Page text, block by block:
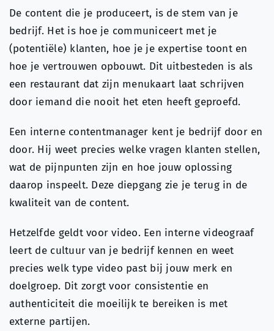
De content die je produceert, is de stem van je
bedrijf. Het is hoe je communiceert met je
(potentiële) klanten, hoe je je expertise toont en
hoe je vertrouwen opbouwt. Dit uitbesteden is als
een restaurant dat zijn menukaart laat schrijven
door iemand die nooit het eten heeft geproefd.
Een interne contentmanager kent je bedrijf door en
door. Hij weet precies welke vragen klanten stellen,
wat de pijnpunten zijn en hoe jouw oplossing
daarop inspeelt. Deze diepgang zie je terug in de
kwaliteit van de content.
Hetzelfde geldt voor video. Een interne videograaf
leert de cultuur van je bedrijf kennen en weet
precies welk type video past bij jouw merk en
doelgroep. Dit zorgt voor consistentie en
authenticiteit die moeilijk te bereiken is met
externe partijen.